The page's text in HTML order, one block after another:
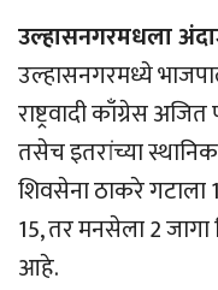
उल्हासनगरमधला
उल्हासनगरमध्ये
राष्ट्रवादी काँग्रेस
तसेच इतरांच्या
शिवसेना ठाकरे गटाला
15, तर मनसेला 2
आहे.